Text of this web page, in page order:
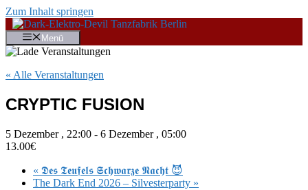
Zum Inhalt springen
Menü
« Alle Veranstaltungen
CRYPTIC FUSION
5 Dezember , 22:00 - 6 Dezember , 05:00
13.00€
« 𝕯𝖊𝖘 𝕿𝖊𝖚𝖋𝖊𝖑𝖘 𝕾𝖈𝖍𝖜𝖆𝖗𝖟𝖊 𝕹𝖆𝖈𝖍𝖙 😈
The Dark End 2026 – Silvesterparty »